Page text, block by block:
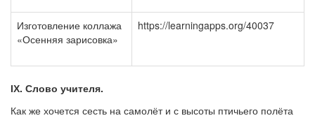
Изготовление коллажа
«Осенняя зарисовка»
https://learningapps.org/40037
ІХ. Слово учителя.
Как же хочется сесть на самолёт и с высоты птичьего полёта